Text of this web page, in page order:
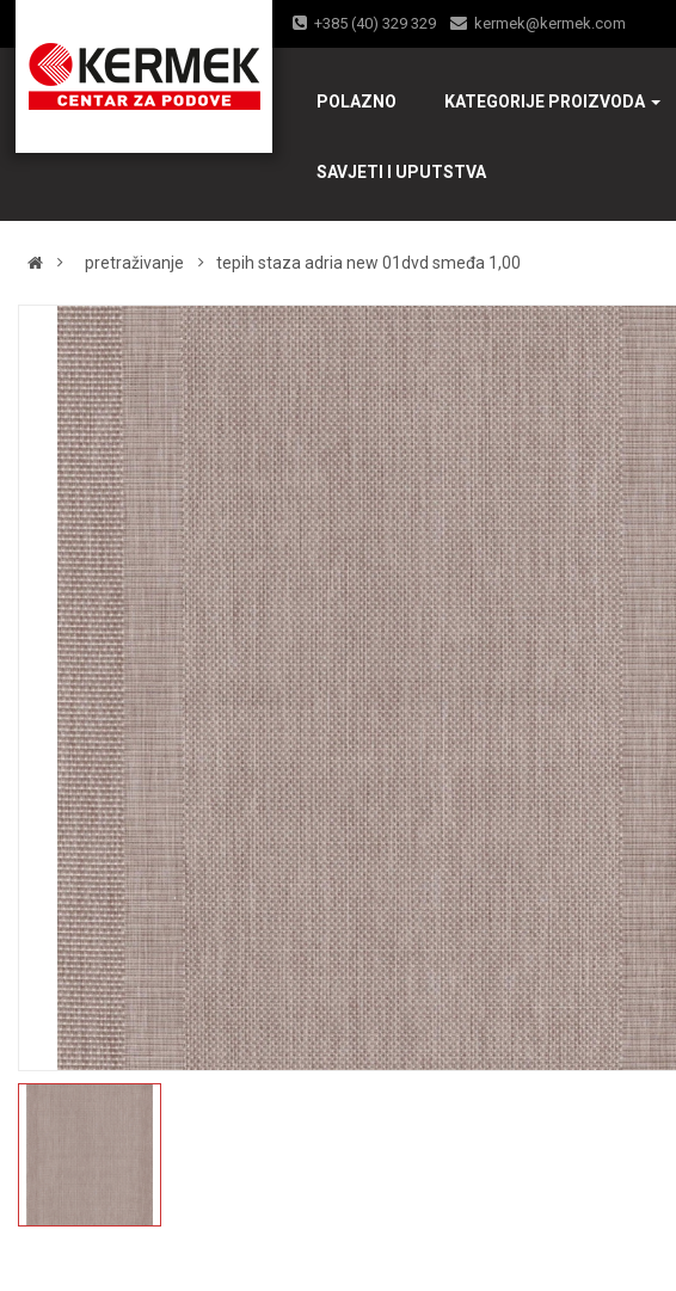
+385 (40) 329 329 kermek@kermek.com
POLAZNO KATEGORIJE PROIZVODA
SAVJETI I UPUTSTVA
pretraživanje tepih staza adria new 01dvd smeđa 1,00